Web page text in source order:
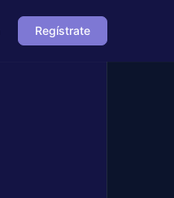
Regístrate